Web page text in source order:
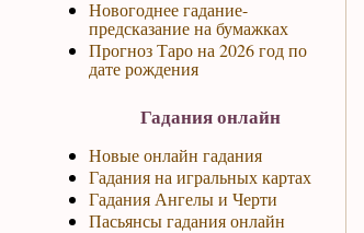
Новогоднее гадание-
предсказание на бумажках
Прогноз Таро на 2026 год по
дате рождения
Гадания онлайн
Новые онлайн гадания
Гадания на игральных картах
Гадания Ангелы и Черти
Пасьянсы гадания онлайн